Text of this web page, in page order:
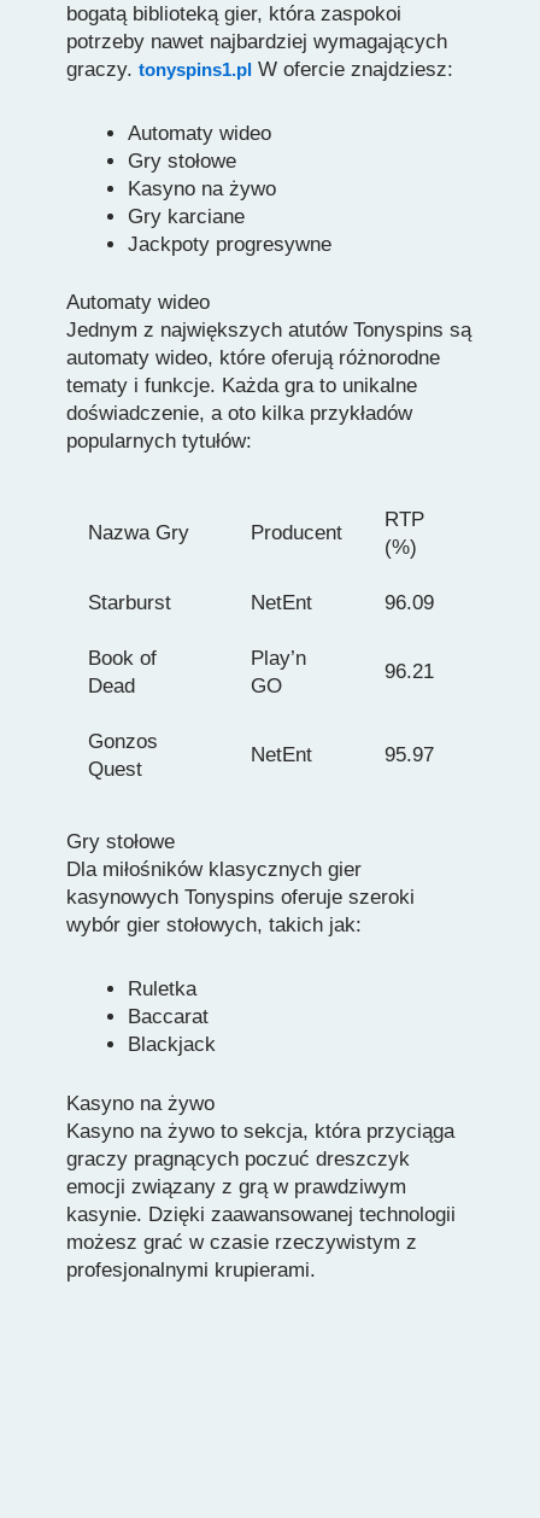
bogatą biblioteką gier, która zaspokoi
potrzeby nawet najbardziej wymagających
graczy.tonyspins1.pl W ofercie znajdziesz:
Automaty wideo
Gry stołowe
Kasyno na żywo
Gry karciane
Jackpoty progresywne
Automaty wideo
Jednym z największych atutów Tonyspins są
automaty wideo, które oferują różnorodne
tematy i funkcje. Każda gra to unikalne
doświadczenie, a oto kilka przykładów
popularnych tytułów:
Nazwa Gry Producent
RTP
(%)
Starburst NetEnt 96.09
Book of
Dead
Play’n
GO
96.21
Gonzos
Quest
NetEnt 95.97
Gry stołowe
Dla miłośników klasycznych gier
kasynowych Tonyspins oferuje szeroki
wybór gier stołowych, takich jak:
Ruletka
Baccarat
Blackjack
Kasyno na żywo
Kasyno na żywo to sekcja, która przyciąga
graczy pragnących poczuć dreszczyk
emocji związany z grą w prawdziwym
kasynie. Dzięki zaawansowanej technologii
możesz grać w czasie rzeczywistym z
profesjonalnymi krupierami.